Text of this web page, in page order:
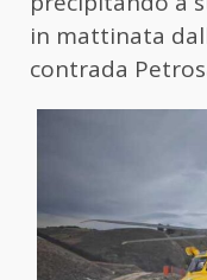
in mattinata
contrada